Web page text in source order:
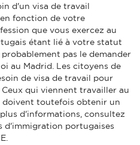
d'un visa de travail
fonction de votre
que vous exercez au
étant lié à votre statut
pas le demander
au Madrid. Les citoyens de
de visa de travail pour
qui viennent travailler au
doivent toutefois obtenir un
d'informations, consultez
d'immigration portugaises